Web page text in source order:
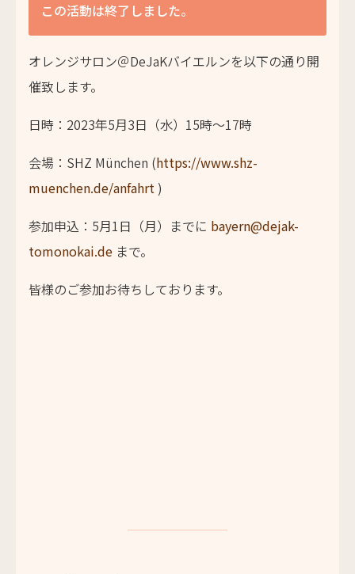
この活動は終了しました。
オレンジサロン＠DeJaKバイエルンを以下の通り開
催致します。
日時：2023年5月3日（水）15時～17時
会場：SHZ München (https://www.shz-
muenchen.de/anfahrt )
参加申込：5月1日（月）までに bayern@dejak-
tomonokai.de まで。
皆様のご参加お待ちしております。